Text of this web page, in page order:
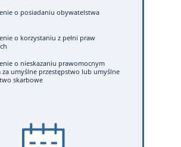
o posiadaniu obywatelstwa
o korzystaniu z pełni praw
o nieskazaniu prawomocnym
umyślne przestępstwo lub umyślne
skarbowe